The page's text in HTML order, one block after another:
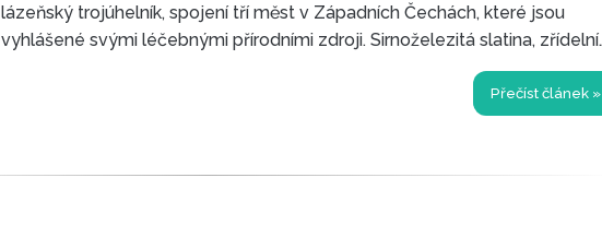
lázeňský trojúhelník, spojení tří měst v Západních Čechách, které jsou
vyhlášené svými léčebnými přírodními zdroji. Sirnoželezitá slatina, zřídelní
Přečíst článek »